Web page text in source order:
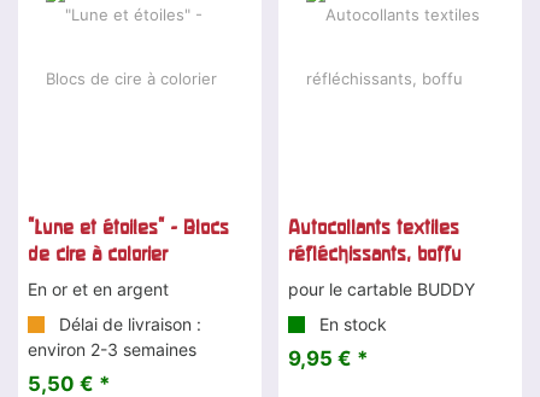
"Lune et étoiles" - Blocs
de cire à colorier
En or et en argent
Délai de livraison :
environ 2-3 semaines
5,50 € *
Autocollants textiles
réfléchissants, boffu
pour le cartable BUDDY
En stock
9,95 € *